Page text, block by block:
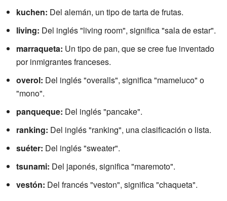
kuchen: Del alemán, un tipo de tarta de frutas.
living: Del inglés "living room", significa "sala de estar".
marraqueta: Un tipo de pan, que se cree fue inventado
por inmigrantes franceses.
overol: Del inglés "overalls", significa "mameluco" o
"mono".
panqueque: Del inglés "pancake".
ranking: Del inglés "ranking", una clasificación o lista.
suéter: Del inglés "sweater".
tsunami: Del japonés, significa "maremoto".
vestón: Del francés "veston", significa "chaqueta".